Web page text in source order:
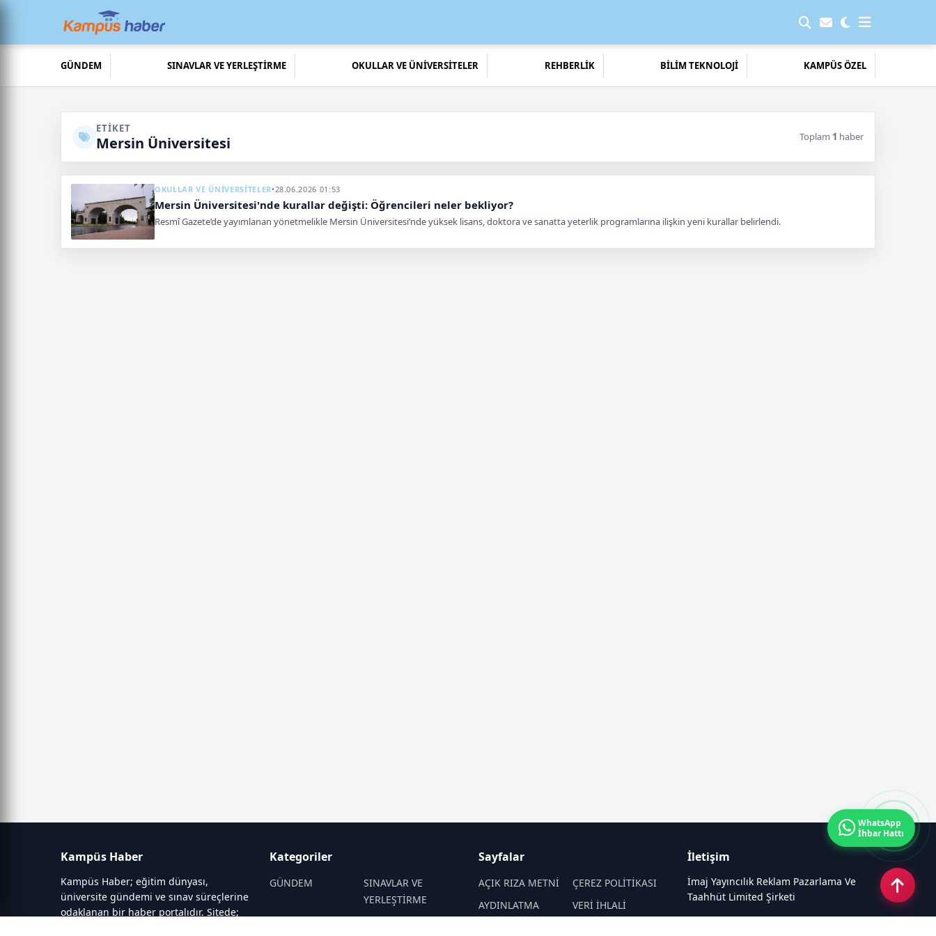
GÜNDEM SINAVLAR VE YERLEŞTİRME OKULLAR VE ÜNİVERSİTELER REHBERLİK BİLİM TEKNOLOJİ KAMPÜS ÖZEL
ETIKET
Mersin Üniversitesi Toplam 1 haber
OKULLAR VE ÜNİVERSİTELER•28.06.2026 01:53
Mersin Üniversitesi'nde kurallar değişti: Öğrencileri neler bekliyor?
Resmî Gazete’de yayımlanan yönetmelikle Mersin Üniversitesi’nde yüksek lisans, doktora ve sanatta yeterlik programlarına ilişkin yeni kurallar belirlendi.
Kampüs Haber
Kampüs Haber; eğitim dünyası,
üniversite gündemi ve sınav süreçlerine
odaklanan bir haber portalıdır. Sitede;
Kategoriler
GÜNDEM
SINAVLAR VE
YERLEŞTİRME
Sayfalar
AÇIK RIZA METNİ
ÇEREZ POLİTİKASI
AYDINLATMA
VERİ İHLALİ
İletişim
İmaj Yayıncılık Reklam Pazarlama Ve
Taahhüt Limited Şirketi
WhatsApp
İhbar Hattı